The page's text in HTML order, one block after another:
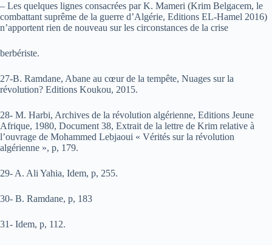
– Les quelques lignes consacrées par K. Mameri (Krim Belgacem, le
combattant suprême de la guerre d’Algérie, Editions EL-Hamel 2016)
n’apportent rien de nouveau sur les circonstances de la crise
berbériste.
27-B. Ramdane, Abane au cœur de la tempête, Nuages sur la
révolution? Editions Koukou, 2015.
28- M. Harbi, Archives de la révolution algérienne, Editions Jeune
Afrique, 1980, Document 38, Extrait de la lettre de Krim relative à
l’ouvrage de Mohammed Lebjaoui « Vérités sur la révolution
algérienne », p, 179.
29- A. Ali Yahia, Idem, p, 255.
30- B. Ramdane, p, 183
31- Idem, p, 112.